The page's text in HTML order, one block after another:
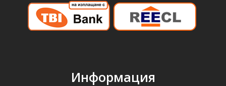
Информация